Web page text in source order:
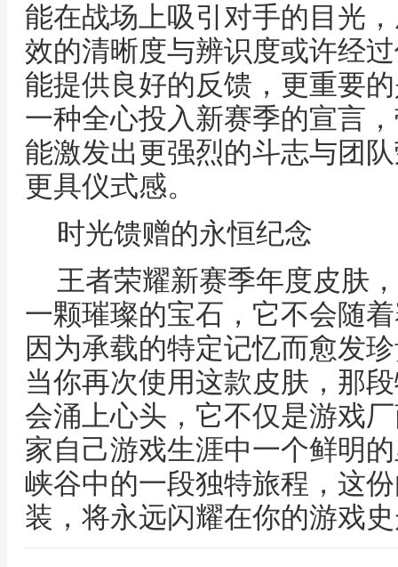
能在战场上吸引对手的目光
效的清晰度与辨识度或许经
能提供良好的反馈，更重要
一种全心投入新赛季的宣言
能激发出更强烈的斗志与团
更具仪式感。
时光馈赠的永恒纪念
王者荣耀新赛季年度皮肤
一颗璀璨的宝石，它不会随
因为承载的特定记忆而愈发
当你再次使用这款皮肤，那
会涌上心头，它不仅是游戏
家自己游戏生涯中一个鲜明
峡谷中的一段独特旅程，这
装，将永远闪耀在你的游戏